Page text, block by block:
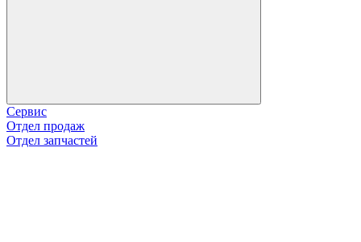
Сервис
Отдел продаж
Отдел запчастей